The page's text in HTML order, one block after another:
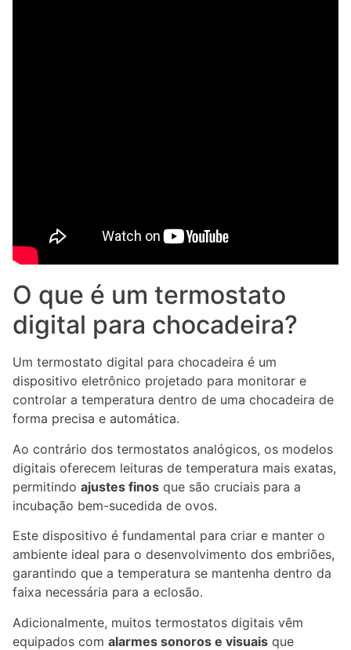
O que é um termostato
digital para chocadeira?
Um termostato digital para chocadeira é um
dispositivo eletrônico projetado para monitorar e
controlar a temperatura dentro de uma chocadeira de
forma precisa e automática.
Ao contrário dos termostatos analógicos, os modelos
digitais oferecem leituras de temperatura mais exatas,
permitindo ajustes finos que são cruciais para a
incubação bem-sucedida de ovos.
Este dispositivo é fundamental para criar e manter o
ambiente ideal para o desenvolvimento dos embriões,
garantindo que a temperatura se mantenha dentro da
faixa necessária para a eclosão.
Adicionalmente, muitos termostatos digitais vêm
equipados com alarmes sonoros e visuais que